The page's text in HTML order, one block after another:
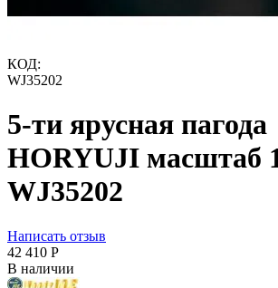
КОД:
WJ35202
5-ти ярусная пагода
HORYUJI масштаб
WJ35202
Написать отзыв
42 410 Р
В наличии